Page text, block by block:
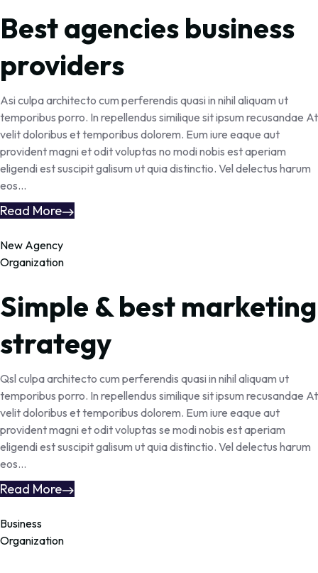
Best agencies business
providers
Asi culpa architecto cum perferendis quasi in nihil aliquam ut
temporibus porro. In repellendus similique sit ipsum recusandae At
velit doloribus et temporibus dolorem. Eum iure eaque aut
provident magni et odit voluptas no modi nobis est aperiam
eligendi est suscipit galisum ut quia distinctio. Vel delectus harum
eos...
Read More
New Agency
Organization
Simple & best marketing
strategy
Qsl culpa architecto cum perferendis quasi in nihil aliquam ut
temporibus porro. In repellendus similique sit ipsum recusandae At
velit doloribus et temporibus dolorem. Eum iure eaque aut
provident magni et odit voluptas se modi nobis est aperiam
eligendi est suscipit galisum ut quia distinctio. Vel delectus harum
eos...
Read More
Business
Organization